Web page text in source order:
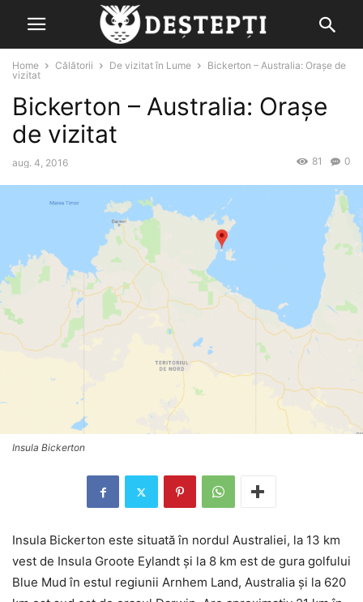
Home Călătorii De vizitat în Lume
Bickerton – Australia: Orașe de
vizitat
Bickerton – Australia: Orașe
de vizitat
aug. 4, 2016 0
81
Insula Bickerton
Insula Bickerton este situată în nordul Australiei, la 13 km
vest de Insula Groote Eylandt și la 8 km est de gura golfului
Blue Mud în estul regiunii Arnhem Land, Australia și la 620